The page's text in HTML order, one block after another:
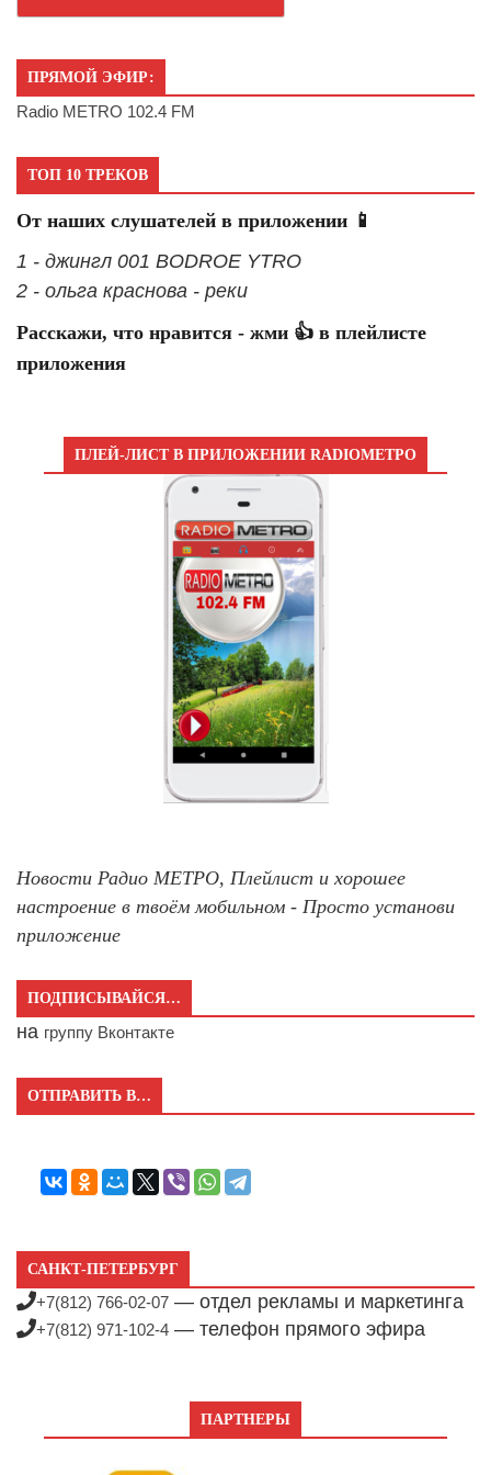
ПРЯМОЙ ЭФИР:
Radio METRO 102.4 FM
ТОП 10 ТРЕКОВ
От наших слушателей в приложении 📱
1 - джингл 001 BODROE YTRO
2 - ольга краснова - реки
Расскажи, что нравится - жми 👍 в плейлисте
приложения
ПЛЕЙ-ЛИСТ В ПРИЛОЖЕНИИ RADIOМЕТРО
Новости Радио МЕТРО, Плейлист и хорошее
настроение в твоём мобильном - Просто установи
приложение
ПОДПИСЫВАЙСЯ…
на группу Вконтакте
ОТПРАВИТЬ В…
САНКТ-ПЕТЕРБУРГ
+7(812) 766-02-07 — отдел рекламы и маркетинга
+7(812) 971-102-4 — телефон прямого эфира
ПАРТНЕРЫ